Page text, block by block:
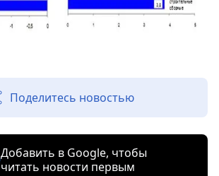
Поделитесь новостью
Добавить в Google, чтобы
читать новости первым